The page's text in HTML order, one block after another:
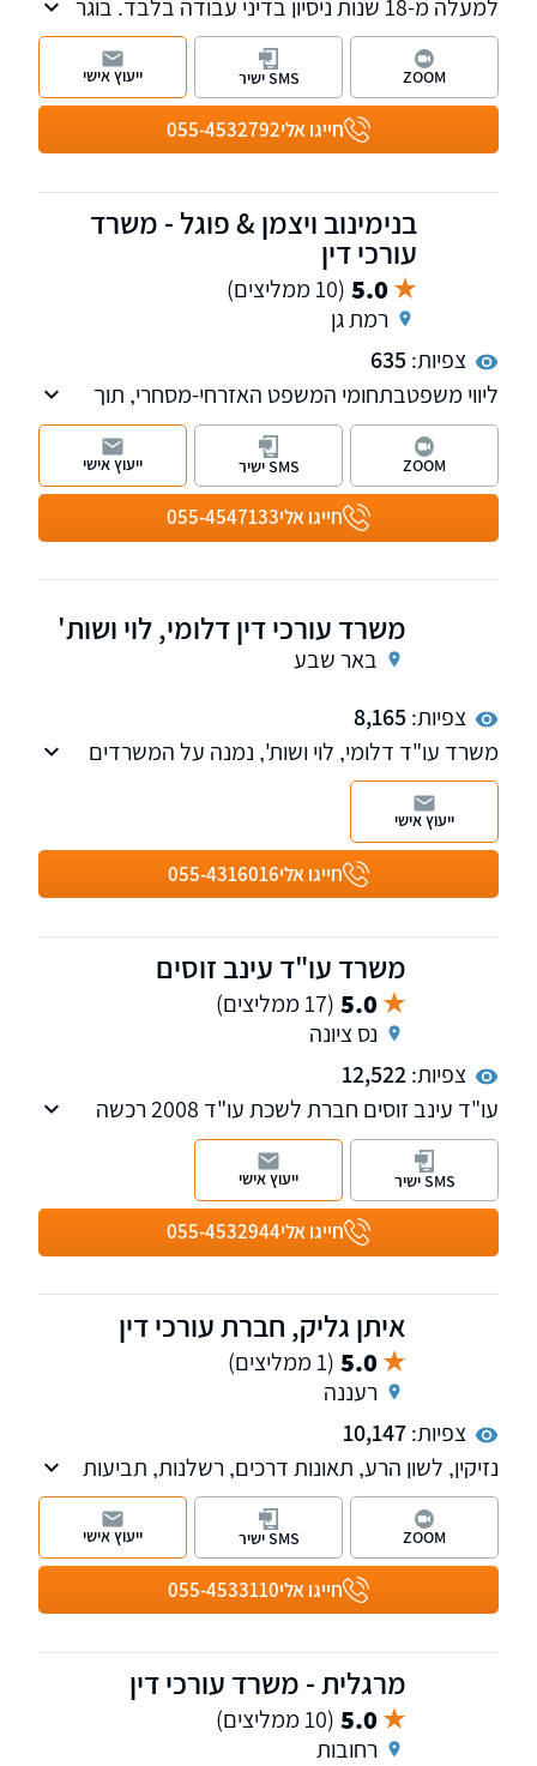
למעלה מ-18 שנות ניסיון בדיני עבודה בלבד. בוגר
LL.B במשפטים ו-B.A בפסיכולוגיה אוניברסיטת
חיפה חבר בוועדת בית הדין לעבודה - חיפה
בפורום דיני עבודה בלשכת עורכי הדין.
חייגו אלי055-4532792
ZOOM SMS ישיר ייעוץ אישי
בנימינוב ויצמן & פוגל - משרד
עורכי דין
5.0 (10 ממליצים)
רמת גן
צפיות:635
ליווי משפטבתחומי המשפט האזרחי-מסחרי, תוך
הקפדה על מקצועיות, דיסקרטיות ושירות מותאם
המשרד מייצג לקוחות פרטיים, מוסדיים ותאגידים
כאחד, ופועל מתוך מחויבות להבנת צורכי הלקוח
ומתן פתרונות משפטיים מדויקים, המבוססים על
חייגו אלי055-4547133
ZOOM SMS ישיר ייעוץ אישי
משרד עורכי דין דלומי, לוי ושות'
באר שבע
צפיות:8,165
משרד עו"ד דלומי, לוי ושות', נמנה על המשרדים
הבולטים והמובילים בתחומם באזור הדרום
חייגו אלי055-4316016
ייעוץ אישי
משרד עו"ד עינב זוסים
5.0 (17 ממליצים)
נס ציונה
צפיות:12,522
עו"ד עינב זוסים חברת לשכת עו"ד 2008 רכשה
נסיון רב במגוון תחומי המשפט האזרחי בדגש על
נושא דיני עבודה, ייצוג מעסיקים ועובדים, דיני
משפחה, מסחרי וזכויות יוצרים. מקבלת לקוחות
בנס ציונה ובאשקלון, בנושא ייפוי כוח מתמשך
וצוואות אפשרות להגיע לבית הלקוח
חייגו אלי055-4532944
SMS ישיר ייעוץ אישי
איתן גליק, חברת עורכי דין
5.0 (1 ממליצים)
רעננה
צפיות:10,147
נזיקין, לשון הרע, תאונות דרכים, רשלנות, תביעות
ביטוח, תאונות עבודה, דיני עבודה, אזרחי-מסחרי.
חייגו אלי055-4533110
ZOOM SMS ישיר ייעוץ אישי
מרגלית - משרד עורכי דין
5.0 (10 ממליצים)
רחובות